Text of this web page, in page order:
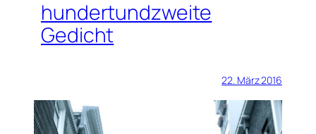
hundertundzweite
Gedicht
22. März 2016